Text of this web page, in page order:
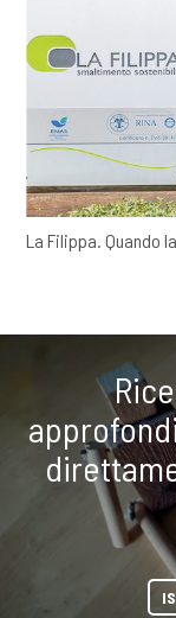
La Filippa. Quando